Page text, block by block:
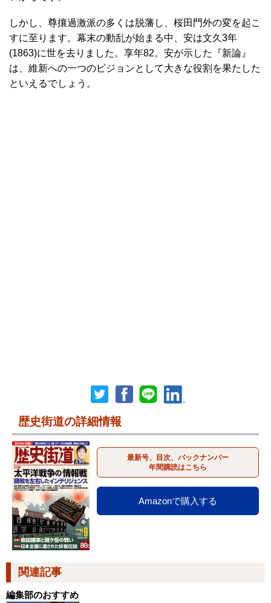
しかし、尊攘過激派の多くは脱藩し、桜田門外の変を起こ
すに至ります。幕末の動乱が始まる中、安は文久3年
(1863)に世を去りました。享年82。安が示した『新論』
は、維新への一つのビジョンとして大きな役割を果たした
といえるでしょう。
歴史街道の詳細情報
最新号、目次、バックナンバー
年間購読はこちら
Amazonで購入する
関連記事
編集部のおすすめ